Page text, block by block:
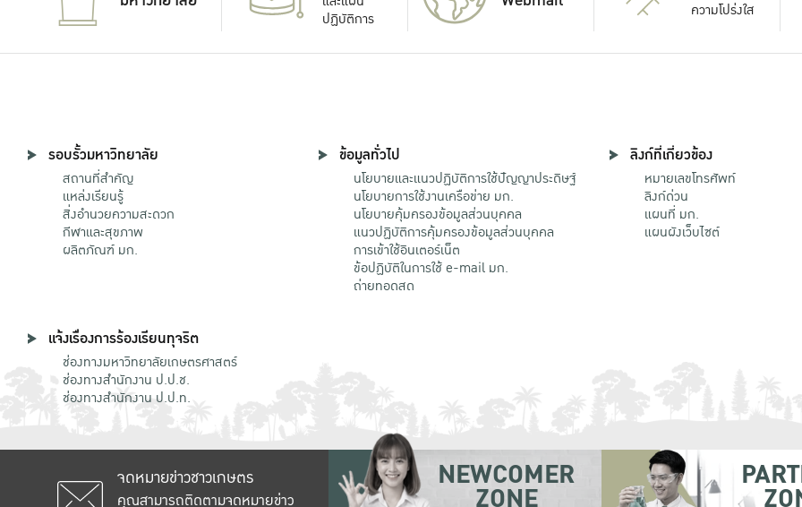
ปฏิบัติการ
ความโปร่งใส
รอบรั้วมหาวิทยาลัย
สถานที่สำคัญ
แหล่งเรียนรู้
สิ่งอำนวยความสะดวก
กีฬาและสุขภาพ
ผลิตภัณฑ์ มก.
ข้อมูลทั่วไป
นโยบายและแนวปฏิบัติการใช้ปัญญาประดิษฐ์
นโยบายการใช้งานเครือข่าย มก.
นโยบายคุ้มครองข้อมูลส่วนบุคคล
แนวปฏิบัติการคุ้มครองข้อมูลส่วนบุคคล
การเข้าใช้อินเตอร์เน็ต
ข้อปฏิบัติในการใช้ e-mail มก.
ถ่ายทอดสด
ลิงก์ที่เกี่ยวข้อง
หมายเลขโทรศัพท์
ลิงก์ด่วน
แผนที่ มก.
แผนผังเว็บไซต์
แจ้งเรื่องการร้องเรียนทุจริต
ช่องทางมหาวิทยาลัยเกษตรศาสตร์
ช่องทางสำนักงาน ป.ป.ช.
ช่องทางสำนักงาน ป.ป.ท.
จดหมายข่าวชาวเกษตร
คุณสามารถติดตามจดหมายข่าว
NEWCOMER